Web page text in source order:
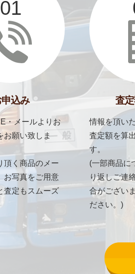
01
込み
・メールよりお
お願い致しま
頂く商品のメー
お写真をご用意
査定もスムーズ
査
情報を頂い
査定額を算
す。
(一部商品に
り返しご連
合がござい
ださい。)